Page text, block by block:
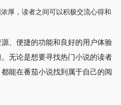
浓厚，读者之间可以积极交流心得和
、便捷的功能和良好的用户体验
无论是想要寻找热门小说的读者
能在番茄小说找到属于自己的阅